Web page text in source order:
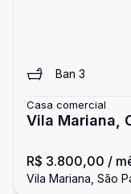
Ban 3
Casa comercial
Vila Mariana,
R$ 3.800,00 /
Vila Mariana, São